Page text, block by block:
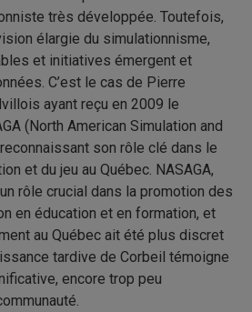
très développée. Toutefois,
élargie du simulationnisme,
et initiatives émergent et
C’est le cas de Pierre
ayant reçu en 2009 le
(North American Simulation and
son rôle clé dans le
et du jeu au Québec. NASAGA,
rôle crucial dans la promotion des
en éducation et en formation, et
au Québec ait été plus discret
tardive de Corbeil témoigne
encore trop peu